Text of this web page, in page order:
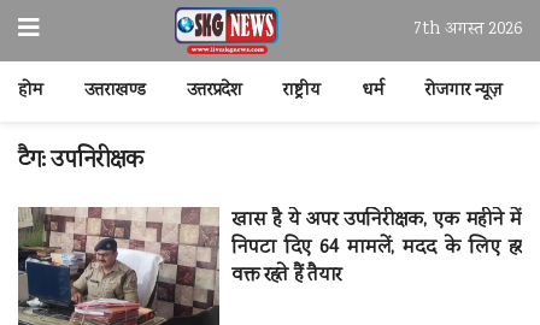
7th अगस्त 2026
होम उत्तराखण्ड उत्तरप्रदेश राष्ट्रीय धर्म रोजगार न्यूज़
टैग:उपनिरीक्षक
खास है ये अपर उपनिरीक्षक, एक महीने में
निपटा दिए 64 मामलें, मदद के लिए हर
वक्त रहते हैं तैयार